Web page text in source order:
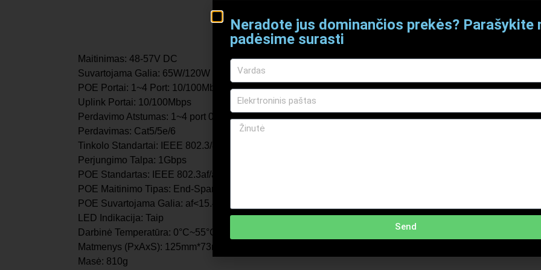
Aprašymas Papildoma informacija
Maitinimas: 48-57V DC
Suvartojama Galia: 65W/120W
POE Portai: 1~4 Port: 10/100Mbps
Uplink Portai: 10/100Mbps
Perdavimo Atstumas: 1~4 port 0-100m, uplink port 0-100m
Perdavimas: Cat5/5e/6
Tinkolo Standartai: IEEE 802.3/802.3u, IEEE 802.3x, IEEE 802.1p, IEEE 802.3az
Perjungimo Talpa: 1Gbps
POE Standartas: IEEE 802.3af/at
POE Maitinimo Tipas: End-Span(1/2+,3/6-)
POE Suvartojama Galia: af<15.4W, at<30W kiekvienas portas
LED Indikacija: Taip
Darbinė Temperatūra: 0°C~55°C
Matmenys (PxAxS): 125mm*73mm*27mm
Masė: 810g
Neradote jus dominančios prekės? Parašykite
padėsime surasti
Send